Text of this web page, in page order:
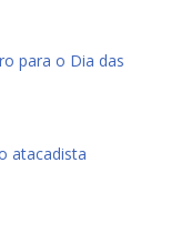
para o Dia das
atacadista